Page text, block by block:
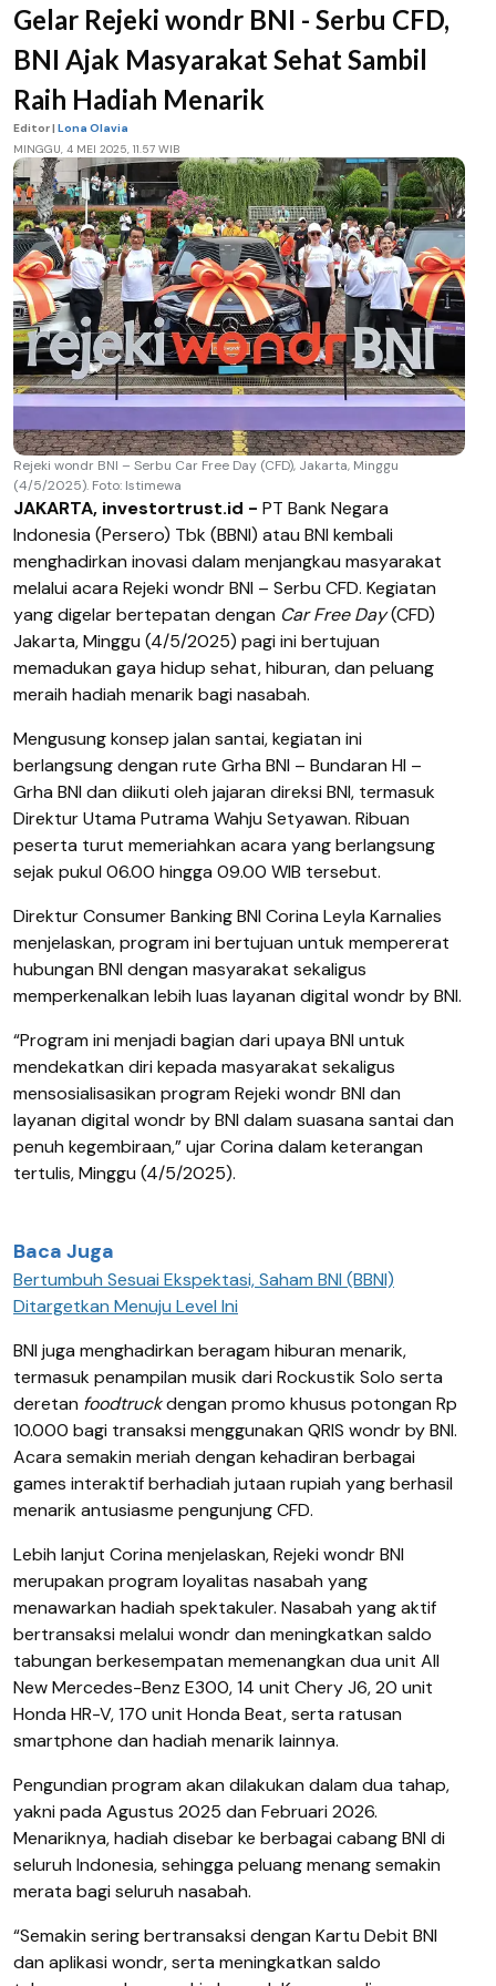
Gelar Rejeki wondr BNI - Serbu CFD,
BNI Ajak Masyarakat Sehat Sambil
Raih Hadiah Menarik
Editor | Lona Olavia
MINGGU, 4 MEI 2025, 11.57 WIB
Rejeki wondr BNI – Serbu Car Free Day (CFD), Jakarta, Minggu
(4/5/2025). Foto: Istimewa
JAKARTA, investortrust.id - PT Bank Negara
Indonesia (Persero) Tbk (BBNI) atau BNI kembali
menghadirkan inovasi dalam menjangkau masyarakat
melalui acara Rejeki wondr BNI – Serbu CFD. Kegiatan
yang digelar bertepatan dengan Car Free Day(CFD)
Jakarta, Minggu (4/5/2025) pagi ini bertujuan
memadukan gaya hidup sehat, hiburan, dan peluang
meraih hadiah menarik bagi nasabah.
Mengusung konsep jalan santai, kegiatan ini
berlangsung dengan rute Grha BNI – Bundaran HI –
Grha BNI dan diikuti oleh jajaran direksi BNI, termasuk
Direktur Utama Putrama Wahju Setyawan. Ribuan
peserta turut memeriahkan acara yang berlangsung
sejak pukul 06.00 hingga 09.00 WIB tersebut.
Direktur Consumer Banking BNI Corina Leyla Karnalies
menjelaskan, program ini bertujuan untuk mempererat
hubungan BNI dengan masyarakat sekaligus
memperkenalkan lebih luas layanan digital wondr by BNI.
“Program ini menjadi bagian dari upaya BNI untuk
mendekatkan diri kepada masyarakat sekaligus
mensosialisasikan program Rejeki wondr BNI dan
layanan digital wondr by BNI dalam suasana santai dan
penuh kegembiraan,” ujar Corina dalam keterangan
tertulis, Minggu (4/5/2025).
Baca Juga
Bertumbuh Sesuai Ekspektasi, Saham BNI (BBNI)
Ditargetkan Menuju Level Ini
BNI juga menghadirkan beragam hiburan menarik,
termasuk penampilan musik dari Rockustik Solo serta
deretan foodtruckdengan promo khusus potongan Rp
10.000 bagi transaksi menggunakan QRIS wondr by BNI.
Acara semakin meriah dengan kehadiran berbagai
games interaktif berhadiah jutaan rupiah yang berhasil
menarik antusiasme pengunjung CFD.
Lebih lanjut Corina menjelaskan, Rejeki wondr BNI
merupakan program loyalitas nasabah yang
menawarkan hadiah spektakuler. Nasabah yang aktif
bertransaksi melalui wondr dan meningkatkan saldo
tabungan berkesempatan memenangkan dua unit All
New Mercedes-Benz E300, 14 unit Chery J6, 20 unit
Honda HR-V, 170 unit Honda Beat, serta ratusan
smartphone dan hadiah menarik lainnya.
Pengundian program akan dilakukan dalam dua tahap,
yakni pada Agustus 2025 dan Februari 2026.
Menariknya, hadiah disebar ke berbagai cabang BNI di
seluruh Indonesia, sehingga peluang menang semakin
merata bagi seluruh nasabah.
“Semakin sering bertransaksi dengan Kartu Debit BNI
dan aplikasi wondr, serta meningkatkan saldo